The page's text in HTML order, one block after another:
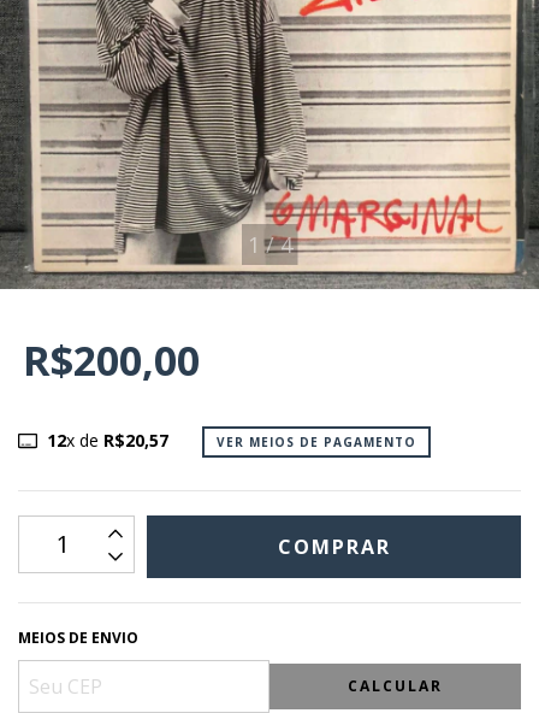
1 /4
R$200,00
12x de R$20,57 VER MEIOS DE PAGAMENTO
MEIOS DE ENVIO
CALCULAR